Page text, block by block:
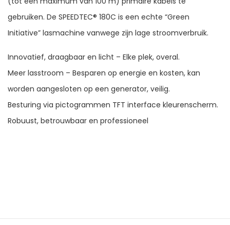
gebruiken. De SPEEDTEC® 180C is een echte “Green
Initiative” lasmachine vanwege zijn lage stroomverbruik.
Innovatief, draagbaar en licht – Elke plek, overal.
Meer lasstroom – Besparen op energie en kosten, kan
worden aangesloten op een generator, veilig.
Besturing via pictogrammen TFT interface kleurenscherm.
Robuust, betrouwbaar en professioneel